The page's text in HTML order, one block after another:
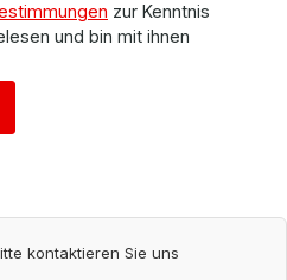
zur Kenntnis
und bin mit ihnen
kontaktieren Sie uns